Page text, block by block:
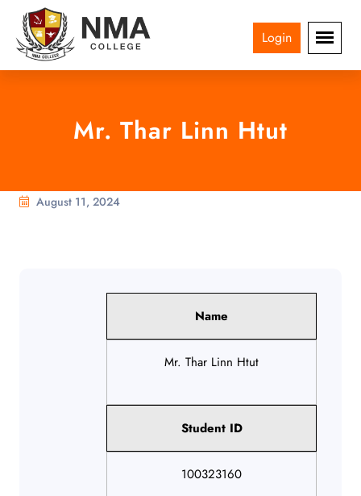
Login
Mr. Thar Linn Htut
August 11, 2024
Name
Mr. Thar Linn Htut
Student ID
100323160